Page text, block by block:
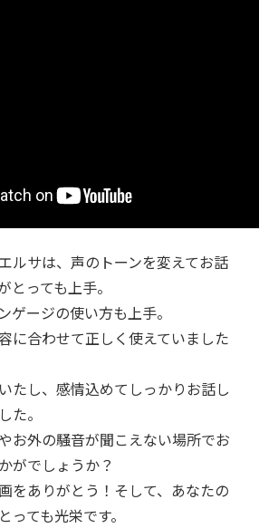
ルサは、声のトーンを変えてお話
とっても上手。
ゲージの使い方も上手。
に合わせて正しく使えていました
たし、感情込めてしっかりお話し
た。
お外の騒音が聞こえない場所でお
がでしょうか？
をありがとう！そして、あなたの
っても光栄です。